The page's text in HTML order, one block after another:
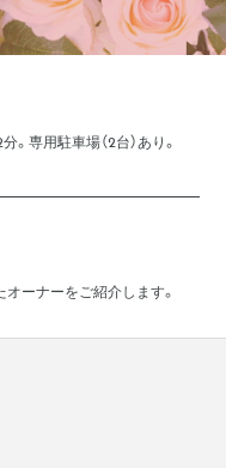
。専用駐車場（2台）あり。
ーナーをご紹介します。